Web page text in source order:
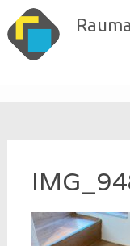
Skip
to
content